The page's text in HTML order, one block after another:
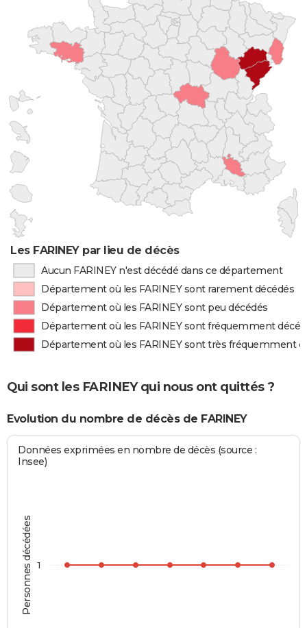
Les FARINEY par lieu de décès
Aucun FARINEY n'est décédé dans ce département
Département où les FARINEY sont rarement décédés
Département où les FARINEY sont peu décédés
Département où les FARINEY sont fréquemment
Département où les FARINEY sont très fréquemment
Qui sont les FARINEY qui nous ont quittés ?
Evolution du nombre de décès de FARINEY
Personnes décédées
Données exprimées en nombre de décès (source :
Insee)
1